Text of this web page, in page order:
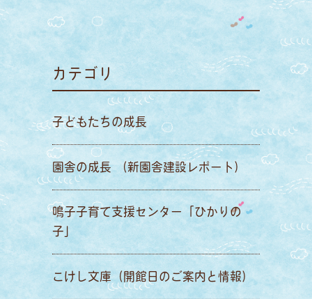
カテゴリ
子どもたちの成長
園舎の成長 （新園舎建設レポート）
鳴子子育て支援センター「ひかりの
子」
こけし文庫（開館日のご案内と情報）